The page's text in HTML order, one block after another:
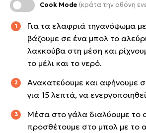
Cook Mode (κράτα την οθόνη
Για τα ελαφριά τηγανόψωμα
βάζουμε σε ένα μπολ το
λακκούβα στη μέση και
το μέλι και το νερό.
Ανακατεύουμε και αφήνουμε
για 15 λεπτά, να
Μέσα στο γάλα διαλύουμε το
προσθέτουμε στο μπολ με το